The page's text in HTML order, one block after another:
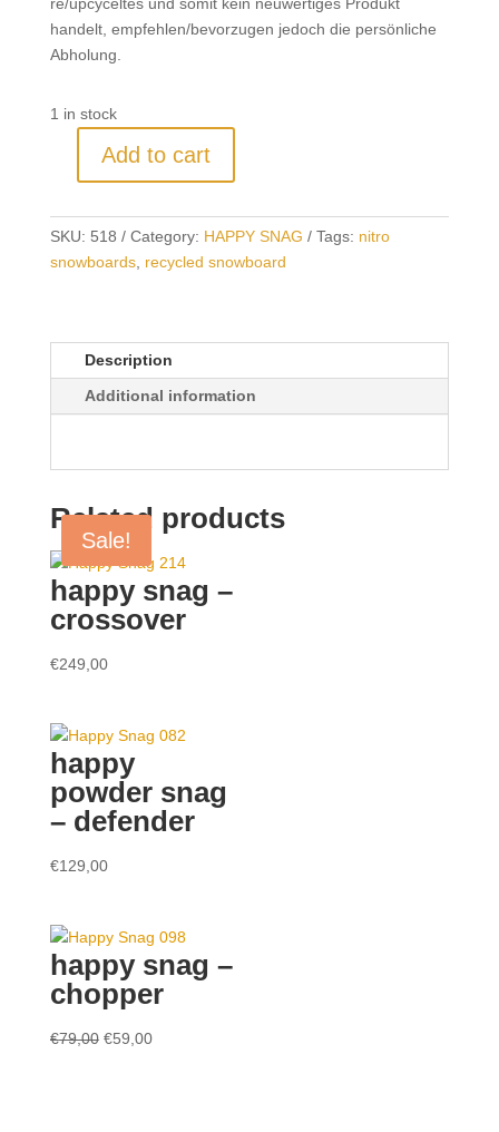
handelt, empfehlen/bevorzugen jedoch die persönliche
Abholung.
1 in stock
-
schachmatt
quantity
Add to cart
SKU: 518 Category: HAPPY SNAG Tags: nitro
snowboards, recycled snowboard
Description
Additional information
Related products
happy snag –
crossover
€249,00
happy
powder snag
– defender
€129,00
Sale!
happy snag –
chopper
€79,00 Original
€59,00Current